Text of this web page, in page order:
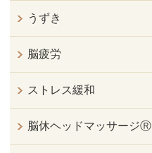
うずき
脳疲労
ストレス緩和
脳休ヘッドマッサージⓇ